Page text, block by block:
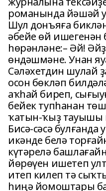
романында йәшәй
Шул донъяға
әбейе өй
һөрәнләне:– Әй!
өндәшмәне. Унан
Сәләхетдин шулай
осон бөкләп
аҡһай биреп,
бейек тупһанан
ҡатын-ҡыҙ тауышы
Бисә-сәсә
икәнде белә
күтәрелә
йөрөүен ишетеп
итеп килеп тә
һиңә йомоштары